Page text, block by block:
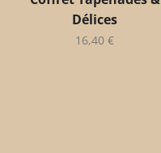
Délices
16,40 €